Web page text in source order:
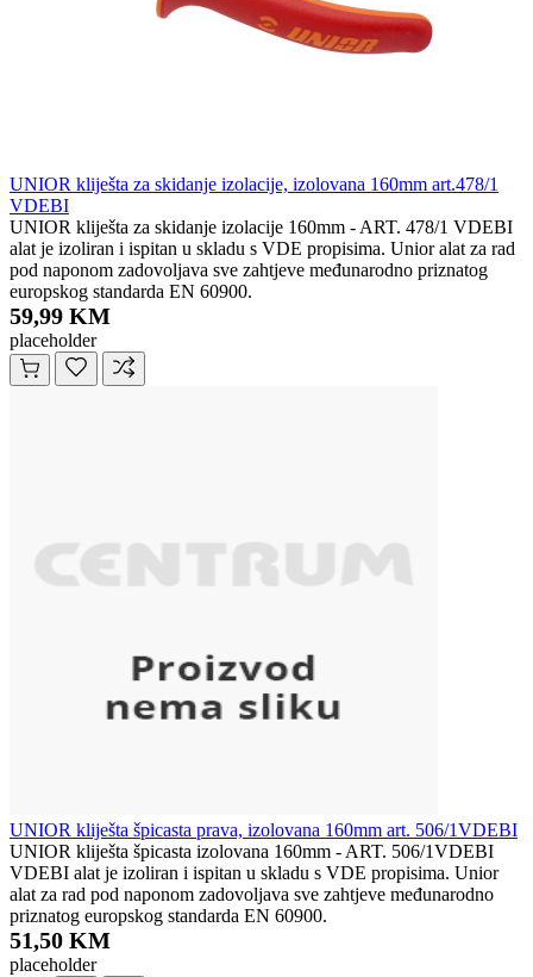
UNIOR kliješta za skidanje izolacije, izolovana 160mm art.478/1
VDEBI
UNIOR kliješta za skidanje izolacije 160mm - ART. 478/1 VDEBI
alat je izoliran i ispitan u skladu s VDE propisima. Unior alat za rad
pod naponom zadovoljava sve zahtjeve međunarodno priznatog
europskog standarda EN 60900.
59,99 KM
placeholder
UNIOR kliješta špicasta prava, izolovana 160mm art. 506/1VDEBI
UNIOR kliješta špicasta izolovana 160mm - ART. 506/1VDEBI
VDEBI alat je izoliran i ispitan u skladu s VDE propisima. Unior
alat za rad pod naponom zadovoljava sve zahtjeve međunarodno
priznatog europskog standarda EN 60900.
51,50 KM
placeholder